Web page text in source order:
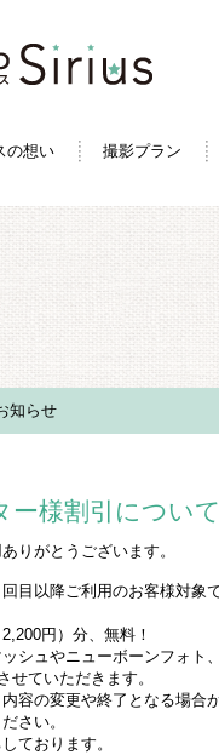
の想い 撮影プラン
知らせ
ー様割引について
りがとうございます。
目以降ご利用のお客様対象
円）分、無料！
シュやニューボーンフォト
せていただきます。
容の変更や終了となる場合
さい。
ております。